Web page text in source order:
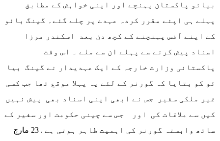
بیائو پاکستان پہنچے اور اپنی خواہش کے مطابق
پہلے ہی اپنے مقرر کردہ عہدے پر چلے گئے۔ گینگ بائو
کے اپنے آفس پہنچنے کے کچھ دن بعد اسکندر مرزا
اسناد پیش کرنے سے پہلے ان سے ملے ۔ اس وقت
پاکستانی وزارت خارجہ کے ایک عہدیدار نے گینگ بیا
ئو کو بتایا کہ گورنر کے لئے یہ پہلا موقع تھا جب کسی
غیر ملکی سفیر جس نے ابھی اپنی اسناد بھی پیش نہیں
کیں سے ملاقات کی اور جس سے چینی حکومت اور سفیر کے
ساتھ وابستہ گورنر کی اہمیت ظاہر ہوتی ہے . 23 مارچ